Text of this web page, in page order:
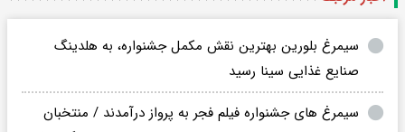
سیمرغ بلورین بهترین نقش مکمل جشنواره، به هلدینگ
صنایع غذایی سینا رسید
سیمرغ های جشنواره فیلم فجر به پرواز درآمدند / منتخبان